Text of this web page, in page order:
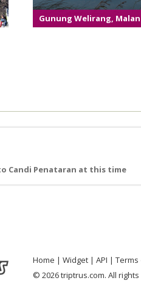
Gunung Welirang,
Candi Penataran at this time
Home Widget API
Terms
© 2026 triptrus.com. All